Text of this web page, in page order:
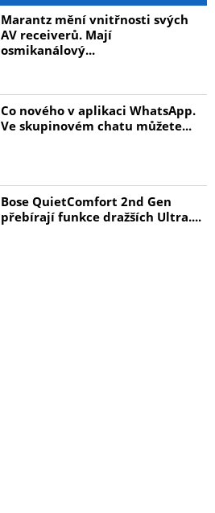
Marantz mění vnitřnosti svých
AV receiverů. Mají
osmikanálový...
Co nového v aplikaci WhatsApp.
Ve skupinovém chatu můžete...
Bose QuietComfort 2nd Gen
přebírají funkce dražších Ultra....